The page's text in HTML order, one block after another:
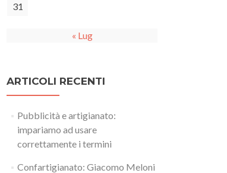
31
« Lug
ARTICOLI RECENTI
Pubblicità e artigianato:
impariamo ad usare
correttamente i termini
Confartigianato: Giacomo Meloni